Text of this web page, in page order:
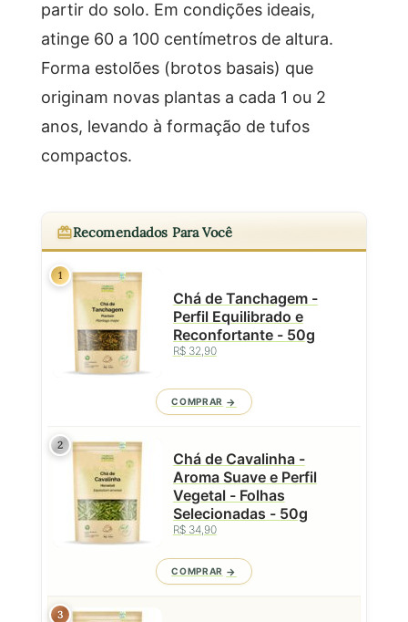
partir do solo. Em condições ideais,
atinge 60 a 100 centímetros de altura.
Forma estolões (brotos basais) que
originam novas plantas a cada 1 ou 2
anos, levando à formação de tufos
compactos.
Recomendados Para Você
1
Chá de Tanchagem -
Perfil Equilibrado e
Reconfortante - 50g
R$ 32,90
COMPRAR
2
Chá de Cavalinha -
Aroma Suave e Perfil
Vegetal - Folhas
Selecionadas - 50g
R$ 34,90
COMPRAR
3